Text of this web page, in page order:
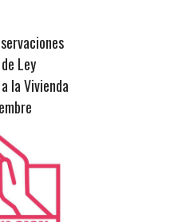
Ley
la Vivienda